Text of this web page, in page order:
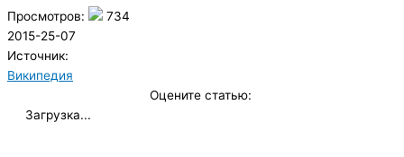
Просмотров:
734
2015-25-07
Источник:
Википедия
Оцените статью:
Загрузка...